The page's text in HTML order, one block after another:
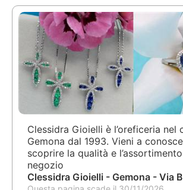
Clessidra Gioielli è l’oreficeria nel
Gemona dal 1993. Vieni a
scoprire la qualità e
negozio
Clessidra Gioielli - Gemona - Via